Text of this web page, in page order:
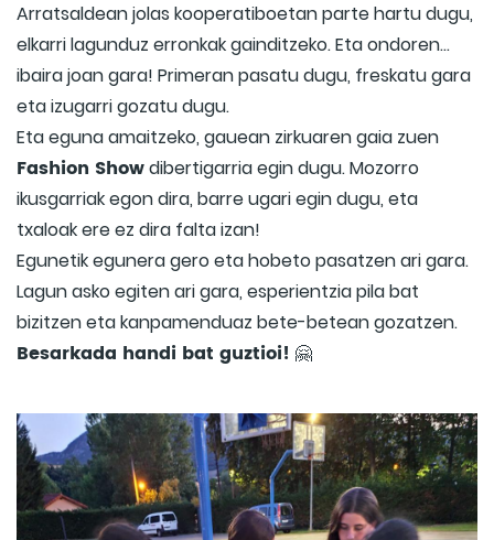
Arratsaldean jolas kooperatiboetan parte hartu dugu,
elkarri lagunduz erronkak gainditzeko. Eta ondoren...
ibaira joan gara! Primeran pasatu dugu, freskatu gara
eta izugarri gozatu dugu.
Eta eguna amaitzeko, gauean zirkuaren gaia zuen
Fashion Showdibertigarria egin dugu. Mozorro
ikusgarriak egon dira, barre ugari egin dugu, eta
txaloak ere ez dira falta izan!
Egunetik egunera gero eta hobeto pasatzen ari gara.
Lagun asko egiten ari gara, esperientzia pila bat
bizitzen eta kanpamenduaz bete-betean gozatzen.
Besarkada handi bat guztioi! 🤗